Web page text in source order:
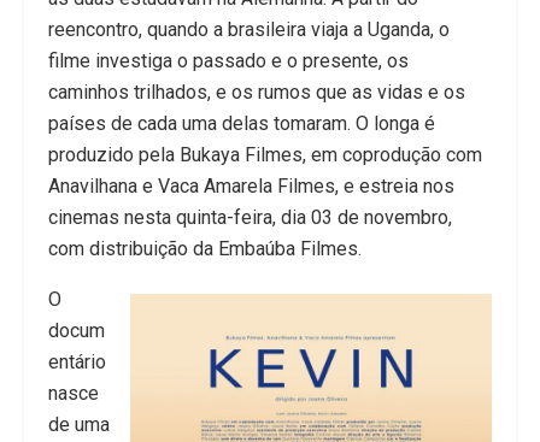
reencontro, quando a brasileira viaja a Uganda, o
filme investiga o passado e o presente, os
caminhos trilhados, e os rumos que as vidas e os
países de cada uma delas tomaram. O longa é
produzido pela Bukaya Filmes, em coprodução com
Anavilhana e Vaca Amarela Filmes, e estreia nos
cinemas nesta quinta-feira, dia 03 de novembro,
com distribuição da Embaúba Filmes.
O
docum
entário
nasce
de uma